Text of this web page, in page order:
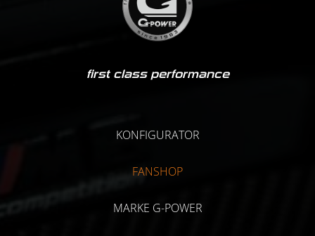
first class performance
KONFIGURATOR
FANSHOP
MARKE G-POWER